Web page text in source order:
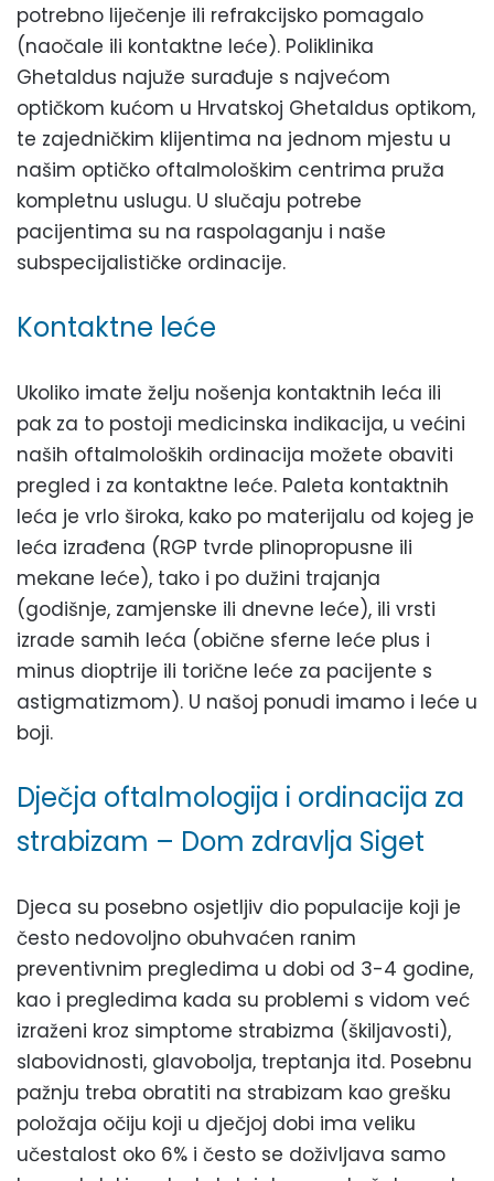
potrebno liječenje ili refrakcijsko pomagalo
(naočale ili kontaktne leće). Poliklinika
Ghetaldus najuže surađuje s najvećom
optičkom kućom u Hrvatskoj Ghetaldus optikom,
te zajedničkim klijentima na jednom mjestu u
našim optičko oftalmološkim centrima pruža
kompletnu uslugu. U slučaju potrebe
pacijentima su na raspolaganju i naše
subspecijalističke ordinacije.
Kontaktne leće
Ukoliko imate želju nošenja kontaktnih leća ili
pak za to postoji medicinska indikacija, u većini
naših oftalmoloških ordinacija možete obaviti
pregled i za kontaktne leće. Paleta kontaktnih
leća je vrlo široka, kako po materijalu od kojeg je
leća izrađena (RGP tvrde plinopropusne ili
mekane leće), tako i po dužini trajanja
(godišnje, zamjenske ili dnevne leće), ili vrsti
izrade samih leća (obične sferne leće plus i
minus dioptrije ili torične leće za pacijente s
astigmatizmom). U našoj ponudi imamo i leće u
boji.
Dječja oftalmologija i ordinacija za
strabizam – Dom zdravlja Siget
Djeca su posebno osjetljiv dio populacije koji je
često nedovoljno obuhvaćen ranim
preventivnim pregledima u dobi od 3-4 godine,
kao i pregledima kada su problemi s vidom već
izraženi kroz simptome strabizma (škiljavosti),
slabovidnosti, glavobolja, treptanja itd. Posebnu
pažnju treba obratiti na strabizam kao grešku
položaja očiju koji u dječjoj dobi ima veliku
učestalost oko 6% i često se doživljava samo